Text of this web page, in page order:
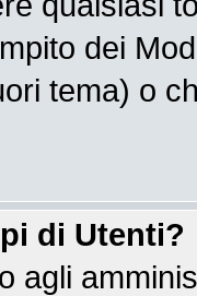
dei
tema) o
di Utenti?
agli